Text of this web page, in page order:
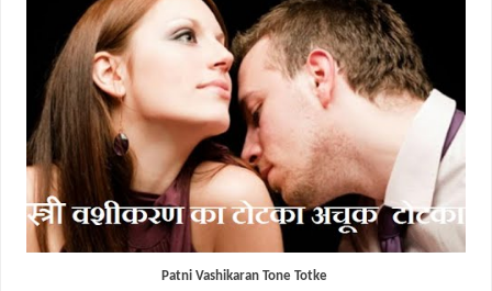
Patni Vashikaran Tone Totke